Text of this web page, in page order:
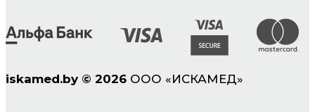
iskamed.by © 2026 ООО «ИСКАМЕД»